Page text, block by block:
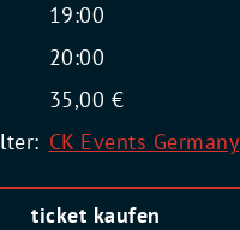
19:00
20:00
35,00 €
CK Events Germany
ticket kaufen